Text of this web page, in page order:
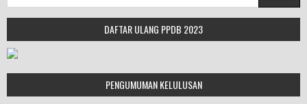
DAFTAR ULANG PPDB 2023
PENGUMUMAN KELULUSAN